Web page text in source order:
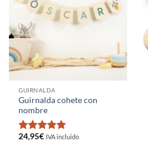
GUIRNALDA
Guirnalda cohete con
nombre
Valorado
24,95€ IVA incluido